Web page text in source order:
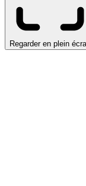
Regarder en plein